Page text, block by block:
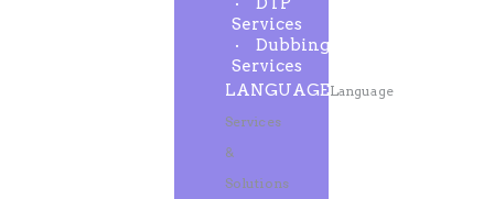
Services
Dubbing
Services
LANGUAGELanguage
Services
&
Solutions